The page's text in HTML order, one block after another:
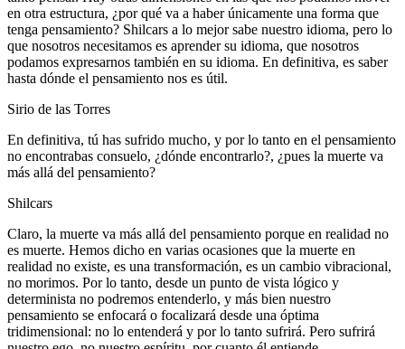
en otra estructura, ¿por qué va a haber únicamente una forma que
tenga pensamiento? Shilcars a lo mejor sabe nuestro idioma, pero lo
que nosotros necesitamos es aprender su idioma, que nosotros
podamos expresarnos también en su idioma. En definitiva, es saber
hasta dónde el pensamiento nos es útil.
Sirio de las Torres
En definitiva, tú has sufrido mucho, y por lo tanto en el pensamiento
no encontrabas consuelo, ¿dónde encontrarlo?, ¿pues la muerte va
más allá del pensamiento?
Shilcars
Claro, la muerte va más allá del pensamiento porque en realidad no
es muerte. Hemos dicho en varias ocasiones que la muerte en
realidad no existe, es una transformación, es un cambio vibracional,
no morimos. Por lo tanto, desde un punto de vista lógico y
determinista no podremos entenderlo, y más bien nuestro
pensamiento se enfocará o focalizará desde una óptima
tridimensional: no lo entenderá y por lo tanto sufrirá. Pero sufrirá